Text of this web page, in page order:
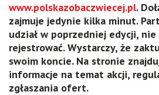
www.polskazobaczwiecej.pl.
zajmuje jedynie kilka minut.
udział w poprzedniej edycji, nie
rejestrować. Wystarczy, że
swoim koncie. Na stronie
informacje na temat akcji,
zgłaszania ofert.